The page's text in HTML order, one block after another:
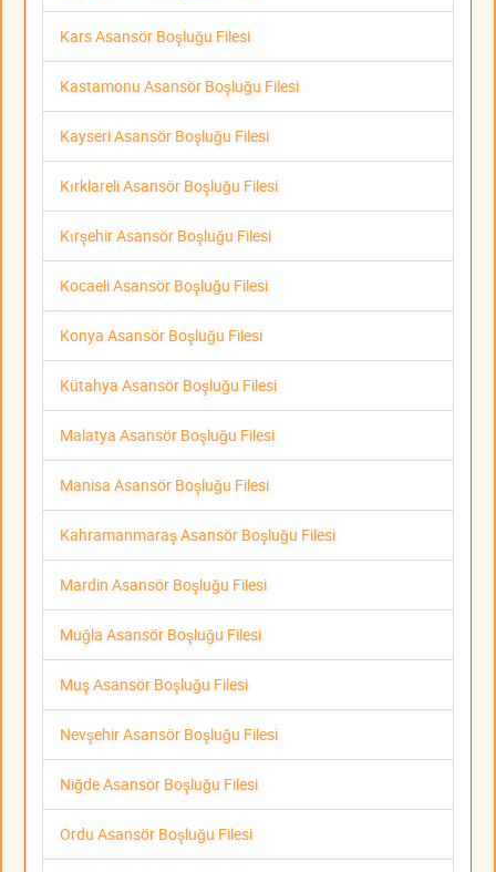
Kars Asansör Boşluğu Filesi
Kastamonu Asansör Boşluğu Filesi
Kayseri Asansör Boşluğu Filesi
Kırklareli Asansör Boşluğu Filesi
Kırşehir Asansör Boşluğu Filesi
Kocaeli Asansör Boşluğu Filesi
Konya Asansör Boşluğu Filesi
Kütahya Asansör Boşluğu Filesi
Malatya Asansör Boşluğu Filesi
Manisa Asansör Boşluğu Filesi
Kahramanmaraş Asansör Boşluğu Filesi
Mardin Asansör Boşluğu Filesi
Muğla Asansör Boşluğu Filesi
Muş Asansör Boşluğu Filesi
Nevşehir Asansör Boşluğu Filesi
Niğde Asansör Boşluğu Filesi
Ordu Asansör Boşluğu Filesi